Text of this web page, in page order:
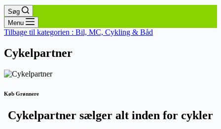
Søg
Menu
Tilbage til kategorien : Bil, MC, Cykling & Båd
Cykelpartner
Køb Grønnere
Cykelpartner sælger alt inden for cykler